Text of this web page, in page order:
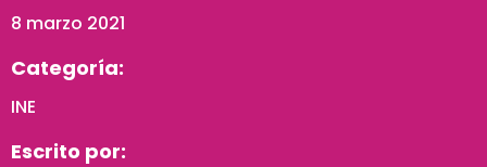
8 marzo 2021
Categoría:
INE
Escrito por: